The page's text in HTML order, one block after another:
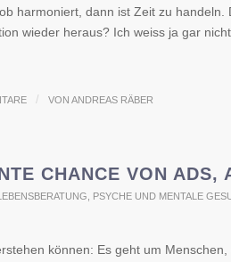
harmoniert, dann ist Zeit zu
wieder heraus? Ich weiss ja gar
/ VON ANDREAS RÄBER
CHANCE VON ADS,
LEBENSBERATUNG PSYCHE UND MENTALE
können: Es geht um